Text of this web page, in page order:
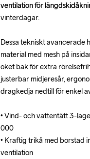
ventilation för
vinterdagar.
Dessa tekniskt
material med mesh på
oket bak för extra
justerbar midjeresår,
dragkedja nedtill för enkel
• Vind- och vattentätt 3-
000
• Kraftig trikå med borstad
ventilation
ventilation för
vinterdagar.
Dessa tekniskt
material med mesh på
oket bak för extra
justerbar midjeresår,
dragkedja nedtill för enkel
• Vind- och vattentätt 3-
000
• Kraftig trikå med borstad
ventilation